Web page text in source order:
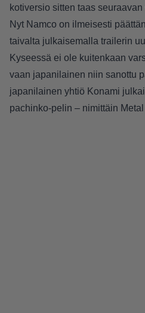
kotiversio sitten taas
Nyt Namco on ilmeisesti
taivalta julkaisemalla trailerin
Kyseessä ei ole kuitenkaan
vaan japanilainen niin sanottu
japanilainen yhtiö Konami
pachinko-pelin – nimittäin